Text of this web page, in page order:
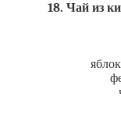
18. Чай из